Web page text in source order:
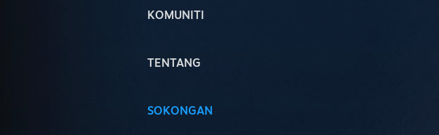
KOMUNITI
TENTANG
SOKONGAN